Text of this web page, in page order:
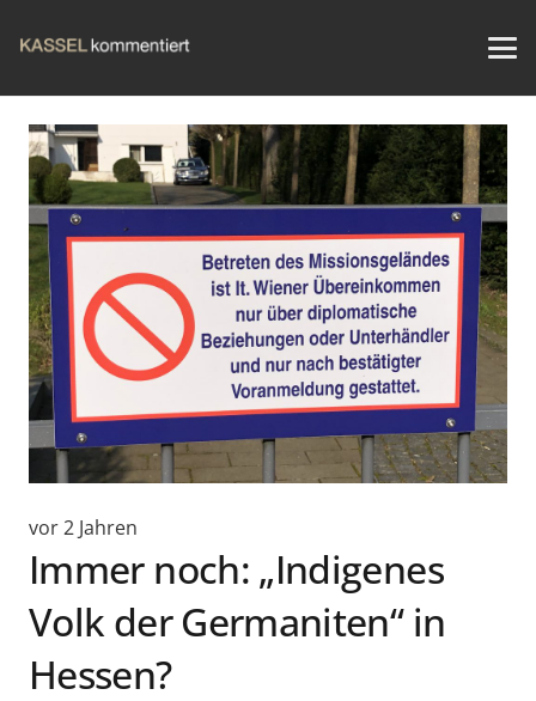
vor 2 Jahren
Immer noch: „Indigenes
Volk der Germaniten“ in
Hessen?